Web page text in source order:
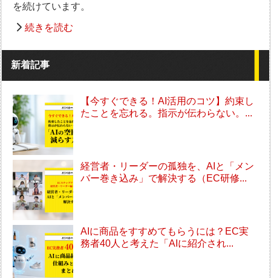
を続けています。
続きを読む
新着記事
【今すぐできる！AI活用のコツ】約束し
たことを忘れる。指示が伝わらない。...
経営者・リーダーの孤独を、AIと「メン
バー巻き込み」で解決する（EC研修...
AIに商品をすすめてもらうには？EC実
務者40人と考えた「AIに紹介され...